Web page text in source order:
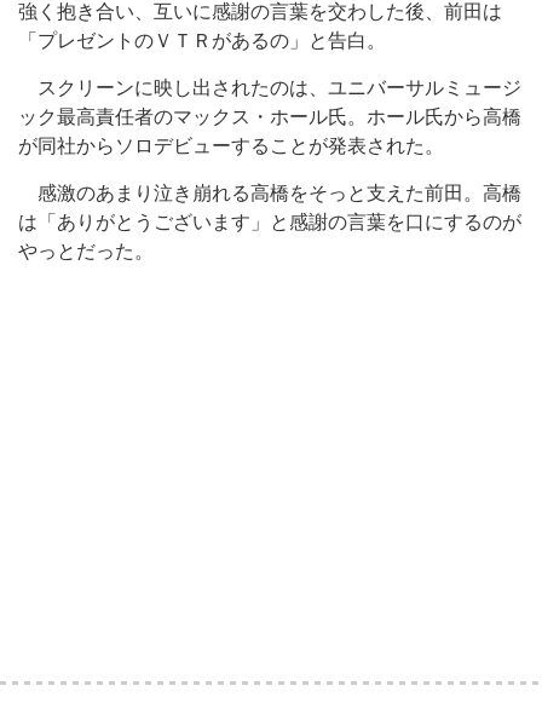
強く抱き合い、互いに感謝の言葉を交わした後、前田は
「プレゼントのＶＴＲがあるの」と告白。
スクリーンに映し出されたのは、ユニバーサルミュージ
ック最高責任者のマックス・ホール氏。ホール氏から高橋
が同社からソロデビューすることが発表された。
感激のあまり泣き崩れる高橋をそっと支えた前田。高橋
は「ありがとうございます」と感謝の言葉を口にするのが
やっとだった。